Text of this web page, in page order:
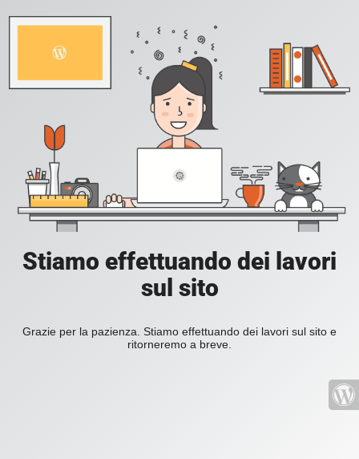
Stiamo effettuando dei lavori
sul sito
Grazie per la pazienza. Stiamo effettuando dei lavori sul sito e
ritorneremo a breve.